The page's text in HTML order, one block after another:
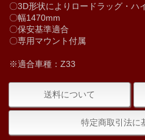
〇3D形状によりロードラッグ・ハ
〇幅1470mm
〇保安基準適合
〇専用マウント付属
※適合車種：Z33
送料について
特定商取引法に